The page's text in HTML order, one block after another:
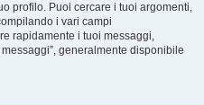
profilo. Puoi cercare i tuoi argomenti,
i vari campi
rapidamente i tuoi messaggi,
generalmente disponibile